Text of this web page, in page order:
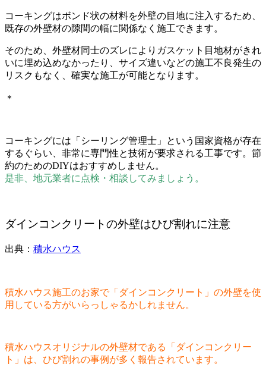
コーキングはボンド状の材料を外壁の目地に注入するため、
既存の外壁材の隙間の幅に関係なく施工できます。
そのため、外壁材同士のズレによりガスケット目地材がきれ
いに埋め込めなかったり、サイズ違いなどの施工不良発生の
リスクもなく、確実な施工が可能となります。
＊
コーキングには「シーリング管理士」という国家資格が存在
するぐらい、非常に専門性と技術が要求される工事です。節
約のためのDIYはおすすめしません。
是非、地元業者に点検・相談してみましょう。
ダインコンクリートの外壁はひび割れに注意
出典： 積水ハウス
積水ハウス施工のお家で「ダインコンクリート」の外壁を使
用している方がいらっしゃるかしれません。
積水ハウスオリジナルの外壁材である「ダインコンクリー
ト」は、ひび割れの事例が多く報告されています。